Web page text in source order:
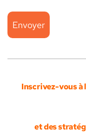
Inscrivez-vous à
et des